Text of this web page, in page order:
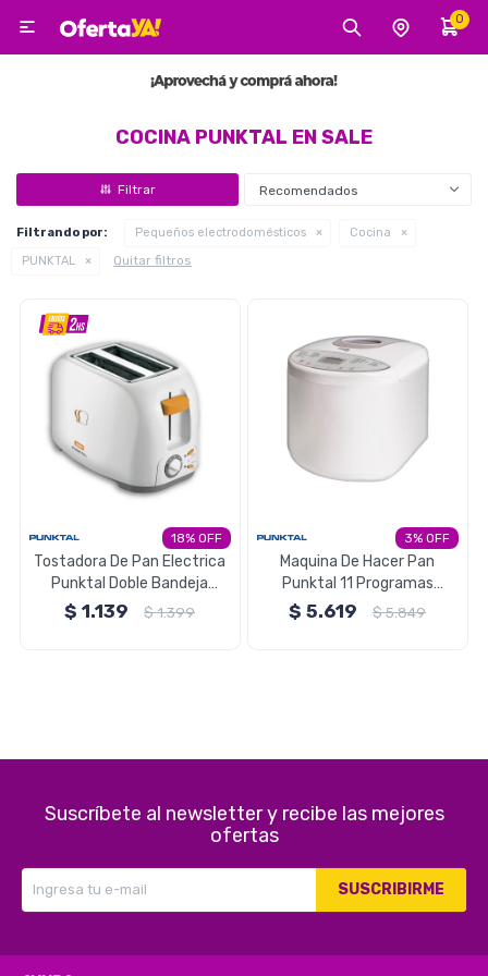
0

COCINA PUNKTAL EN SALE
Recomendados
Filtrando por: Pequeños electrodomésticos
Cocina
PUNKTAL
Quitar filtros
18
Tostadora De Pan Electrica
Punktal Doble Bandeja
Funcion Recalentar y Tostar
$ 1.139 $1.399
3
Maquina De Hacer Pan
Punktal 11 Programas
Panetera
$ 5.619 $5.849
Suscríbete al newsletter y recibe las mejores
ofertas
SUSCRIBIRME
MI CUENTA
Tecnología
Tv, Audio y Video
Gaming
Pequeños electrodomésticos
Deportes y Tiempo Libre